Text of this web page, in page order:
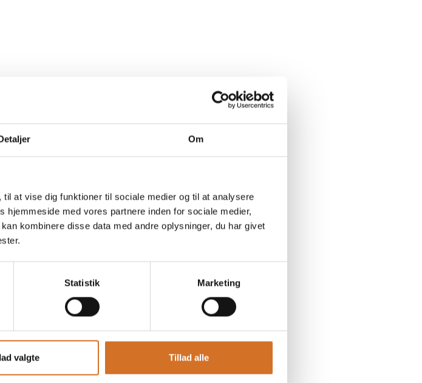
Om
at vise dig funktioner til sociale medier og til at analysere
med vores partnere inden for sociale medier,
kombinere disse data med andre oplysninger, du har givet
Statistik Marketing
valgte Tillad alle